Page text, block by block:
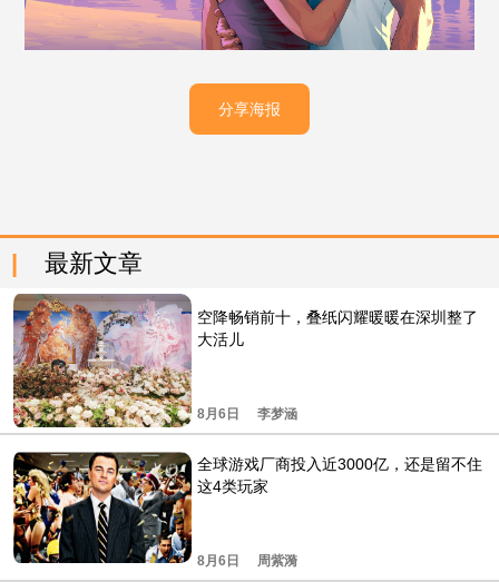
分享海报
最新文章
空降畅销前十，叠纸闪耀暖暖在深圳整了
大活儿
8月6日 李梦涵
全球游戏厂商投入近3000亿，还是留不住
这4类玩家
8月6日 周紫漪